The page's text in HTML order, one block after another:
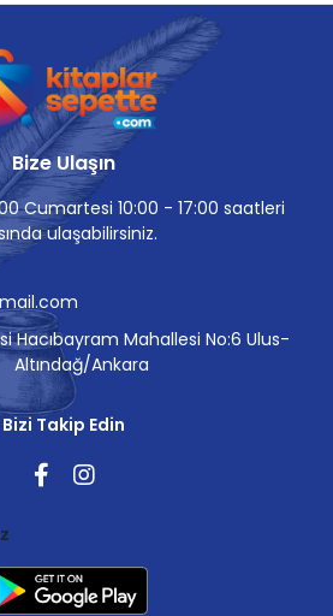
Bize Ulaşın
Cumartesi 10:00 - 17:00 saatleri
ulaşabilirsiniz.
Hacıbayram Mahallesi No:6 Ulus-
Altındağ/Ankara
Bizi Takip Edin